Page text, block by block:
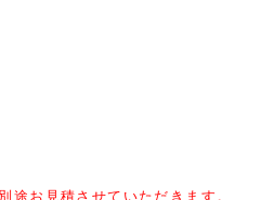
お見積させていただきます。